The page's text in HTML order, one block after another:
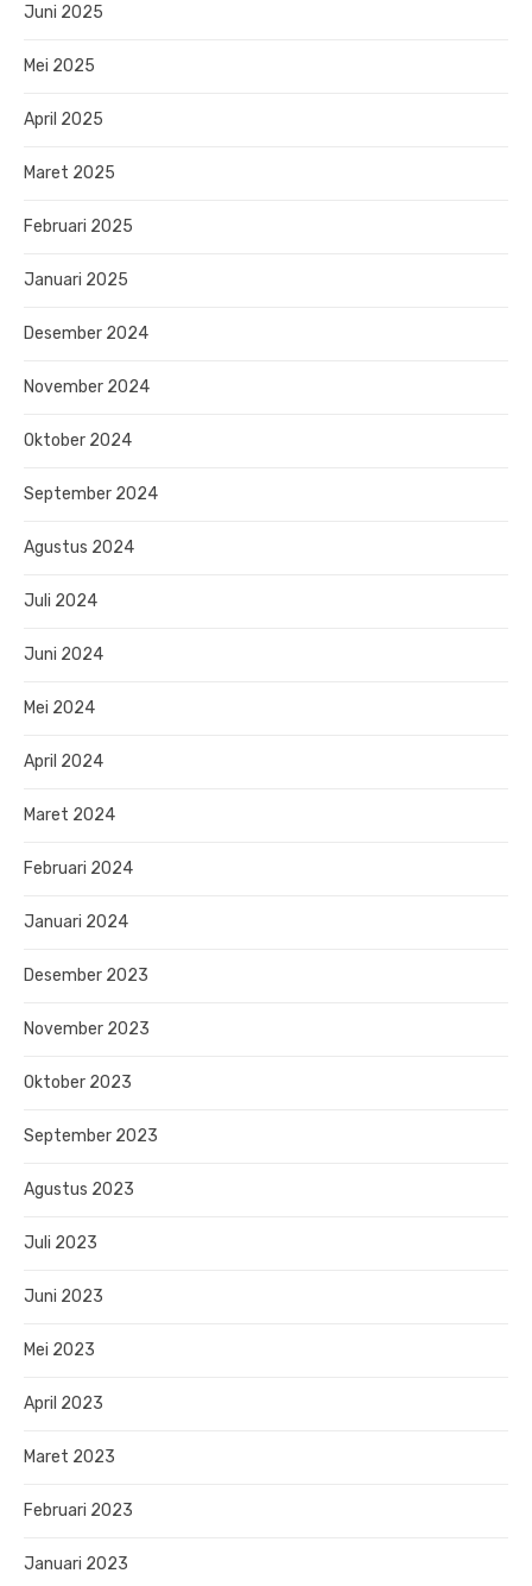
Juni 2025
Mei 2025
April 2025
Maret 2025
Februari 2025
Januari 2025
Desember 2024
November 2024
Oktober 2024
September 2024
Agustus 2024
Juli 2024
Juni 2024
Mei 2024
April 2024
Maret 2024
Februari 2024
Januari 2024
Desember 2023
November 2023
Oktober 2023
September 2023
Agustus 2023
Juli 2023
Juni 2023
Mei 2023
April 2023
Maret 2023
Februari 2023
Januari 2023